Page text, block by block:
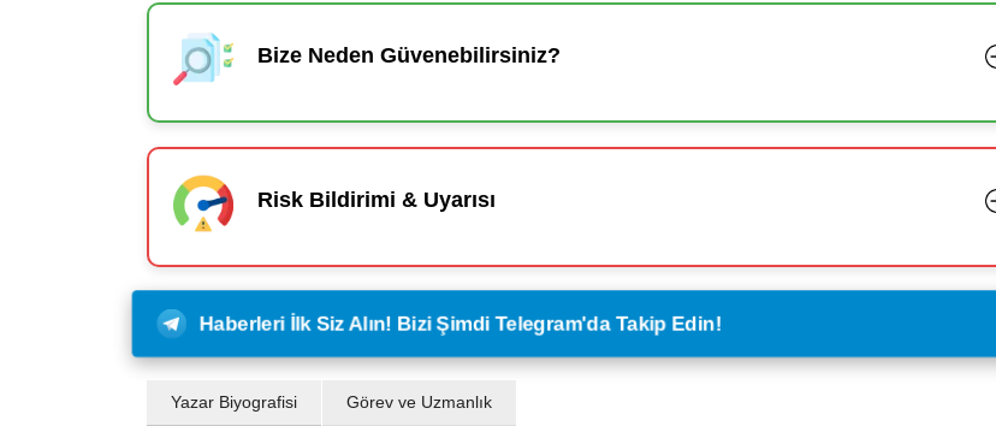
Bize Neden Güvenebilirsiniz?
Risk Bildirimi & Uyarısı
Haberleri İlk Siz Alın! Bizi Şimdi Telegram'da Takip Edin!
Yazar Biyografisi Görev ve Uzmanlık